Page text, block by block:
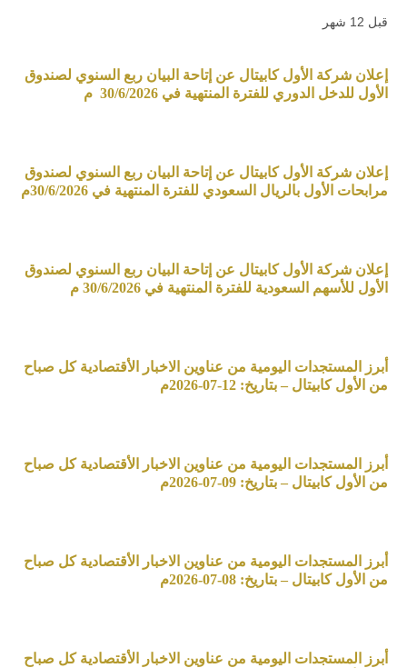
قبل 12 شهر
إعلان شركة الأول كابيتال عن إتاحة البيان ربع السنوي لصندوق
الأول للدخل الدوري للفترة المنتهية في 30/6/2026 م
إعلان شركة الأول كابيتال عن إتاحة البيان ربع السنوي لصندوق
مرابحات الأول بالريال السعودي للفترة المنتهية في 30/6/2026م
إعلان شركة الأول كابيتال عن إتاحة البيان ربع السنوي لصندوق
الأول للأسهم السعودية للفترة المنتهية في 30/6/2026 م
أبرز المستجدات اليومية من عناوين الاخبار الأقتصادية كل صباح
من الأول كابيتال – بتاريخ: 12-07-2026م
أبرز المستجدات اليومية من عناوين الاخبار الأقتصادية كل صباح
من الأول كابيتال – بتاريخ: 09-07-2026م
أبرز المستجدات اليومية من عناوين الاخبار الأقتصادية كل صباح
من الأول كابيتال – بتاريخ: 08-07-2026م
أبرز المستجدات اليومية من عناوين الاخبار الأقتصادية كل صباح